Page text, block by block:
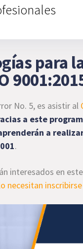
para
No. 5, es asistir al
a este
a
.
interesados en
necesitan